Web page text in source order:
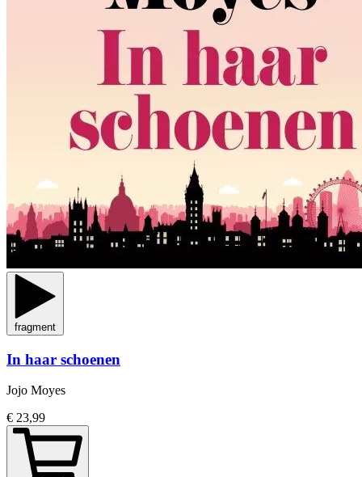
fragment
In haar schoenen
Jojo Moyes
€ 23,99